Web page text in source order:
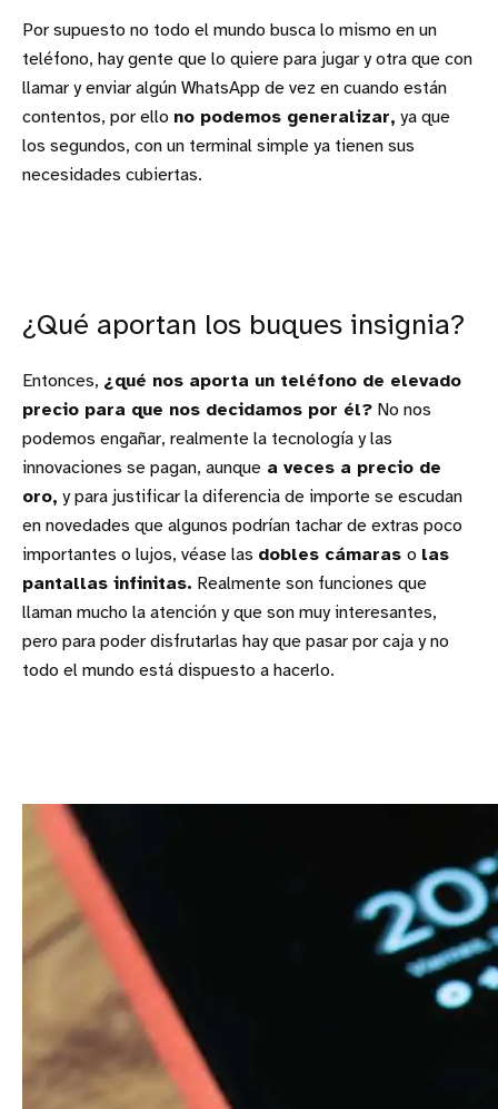
Por supuesto no todo el mundo busca lo mismo en un
teléfono, hay gente que lo quiere para jugar y otra que con
llamar y enviar algún WhatsApp de vez en cuando están
contentos, por ello no podemos generalizar, ya que
los segundos, con un terminal simple ya tienen sus
necesidades cubiertas.
¿Qué aportan los buques insignia?
Entonces, ¿qué nos aporta un teléfono de elevado
precio para que nos decidamos por él? No nos
podemos engañar, realmente la tecnología y las
innovaciones se pagan, aunque a veces a precio de
oro, y para justificar la diferencia de importe se escudan
en novedades que algunos podrían tachar de extras poco
importantes o lujos, véase las dobles cámaras o las
pantallas infinitas. Realmente son funciones que
llaman mucho la atención y que son muy interesantes,
pero para poder disfrutarlas hay que pasar por caja y no
todo el mundo está dispuesto a hacerlo.